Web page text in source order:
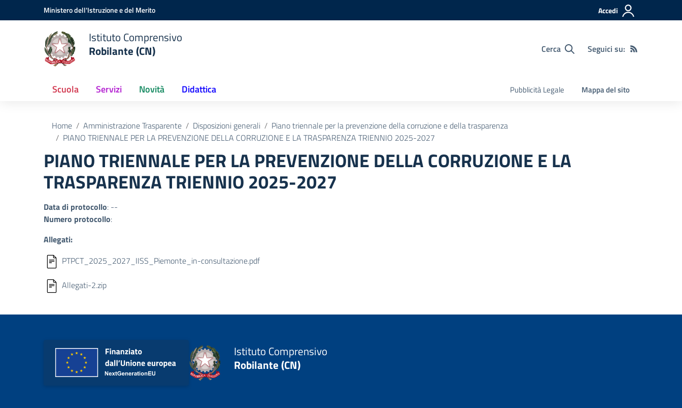
Vai ai contenuti
Vai al menu di navigazioneMinistero dell'Istruzione e del Merito Accedi
Istituto Comprensivo
Robilante (CN)
Cerca Seguici su:
Scuola Servizi Novità Didattica Pubblicità Legale Mappa del sito
Home Amministrazione Trasparente Disposizioni generali
Piano triennale per la prevenzione della corruzione e della trasparenza
PIANO TRIENNALE PER LA PREVENZIONE DELLA CORRUZIONE E LA TRASPARENZA TRIENNIO 2025-2027
PIANO TRIENNALE PER LA PREVENZIONE DELLA CORRUZIONE E LA
TRASPARENZA TRIENNIO 2025-2027
Data di protocollo: --
Numero protocollo:
Allegati:
PTPCT_2025_2027_IISS_Piemonte_in-consultazione.pdf
Allegati-2.zip
Istituto Comprensivo
Robilante (CN)